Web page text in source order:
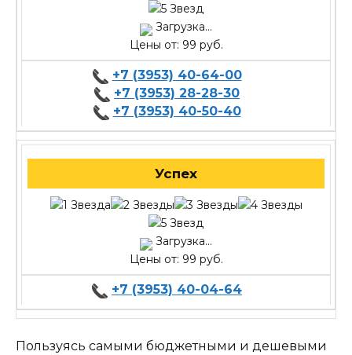
Загрузка...
Цены от: 99 руб.
+7 (3953) 40-64-00
+7 (3953) 28-28-30
+7 (3953) 40-50-40
Успех
Загрузка...
Цены от: 99 руб.
+7 (3953) 40-04-64
Пользуясь самыми бюджетными и дешевыми